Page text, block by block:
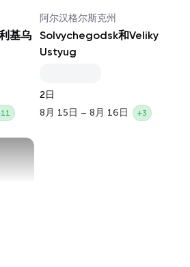
基乌
阿尔汉格尔斯克州
Solvychegodsk和Veliky
Ustyug
2日
8月 15日 – 8月 16日
+3